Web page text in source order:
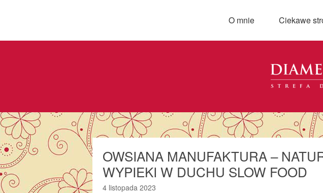
O mnie Ciekawe
OWSIANA MANUFAKTURA –
WYPIEKI W DUCHU SLOW FOOD
4 listopada 2023